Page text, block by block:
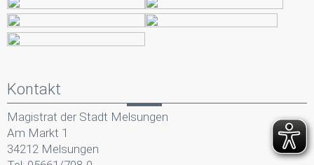
Kontakt
Magistrat der Stadt Melsungen
Am Markt 1
34212 Melsungen